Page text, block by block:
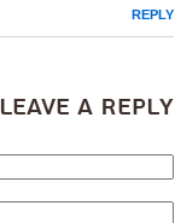
REPLY
Leave a Reply